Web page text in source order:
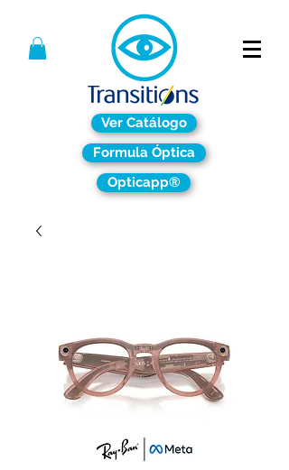
Ver Catálogo
Formula Óptica
Opticapp®